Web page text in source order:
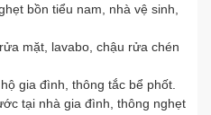
bồn tiểu nam, nhà vệ sinh,
mặt, lavabo, chậu rửa chén
gia đình, thông tắc bể phốt.
tại nhà gia đình, thông nghẹt